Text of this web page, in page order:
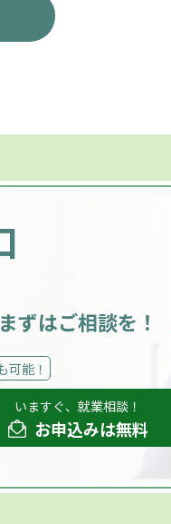
まずはご相談を！
可能！
いますぐ、就業相談！
お申込みは無料